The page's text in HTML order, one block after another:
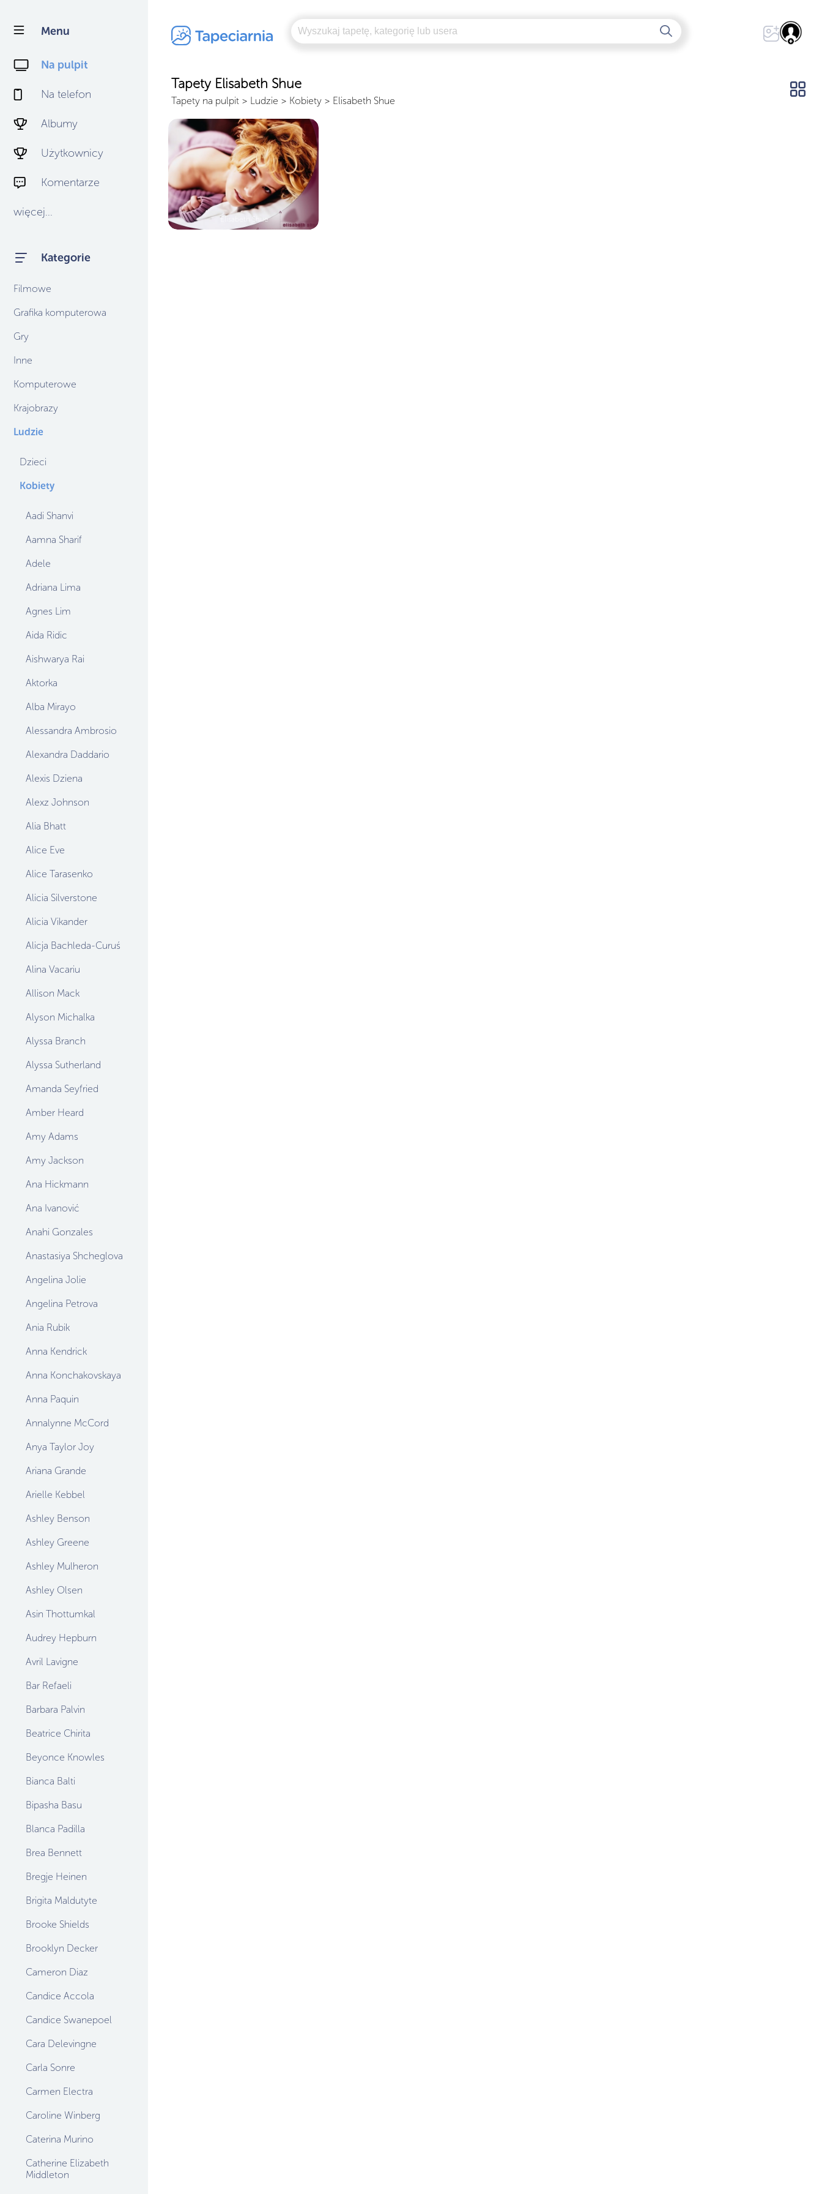
Menu
Na pulpit
Na telefon
Albumy
Użytkownicy
Komentarze
więcej...
Kategorie
Filmowe
Grafika komputerowa
Gry
Inne
Komputerowe
Krajobrazy
Ludzie
Dzieci
Kobiety
Aadi Shanvi
Aamna Sharif
Adele
Adriana Lima
Agnes Lim
Aida Ridic
Aishwarya Rai
Aktorka
Alba Mirayo
Alessandra Ambrosio
Alexandra Daddario
Alexis Dziena
Alexz Johnson
Alia Bhatt
Alice Eve
Alice Tarasenko
Alicia Silverstone
Alicia Vikander
Alicja Bachleda-Curuś
Alina Vacariu
Allison Mack
Alyson Michalka
Alyssa Branch
Alyssa Sutherland
Amanda Seyfried
Amber Heard
Amy Adams
Amy Jackson
Ana Hickmann
Ana Ivanović
Anahi Gonzales
Anastasiya Shcheglova
Angelina Jolie
Angelina Petrova
Ania Rubik
Anna Kendrick
Anna Konchakovskaya
Anna Paquin
Annalynne McCord
Anya Taylor Joy
Ariana Grande
Arielle Kebbel
Ashley Benson
Ashley Greene
Ashley Mulheron
Ashley Olsen
Asin Thottumkal
Audrey Hepburn
Avril Lavigne
Bar Refaeli
Barbara Palvin
Beatrice Chirita
Beyonce Knowles
Bianca Balti
Bipasha Basu
Blanca Padilla
Brea Bennett
Bregje Heinen
Brigita Maldutyte
Brooke Shields
Brooklyn Decker
Cameron Diaz
Candice Accola
Candice Swanepoel
Cara Delevingne
Carla Sonre
Carmen Electra
Caroline Winberg
Caterina Murino
Catherine Elizabeth
Middleton
Tapety Elisabeth Shue
Tapety na pulpit > Ludzie > Kobiety > Elisabeth Shue
Elisabeth Shue